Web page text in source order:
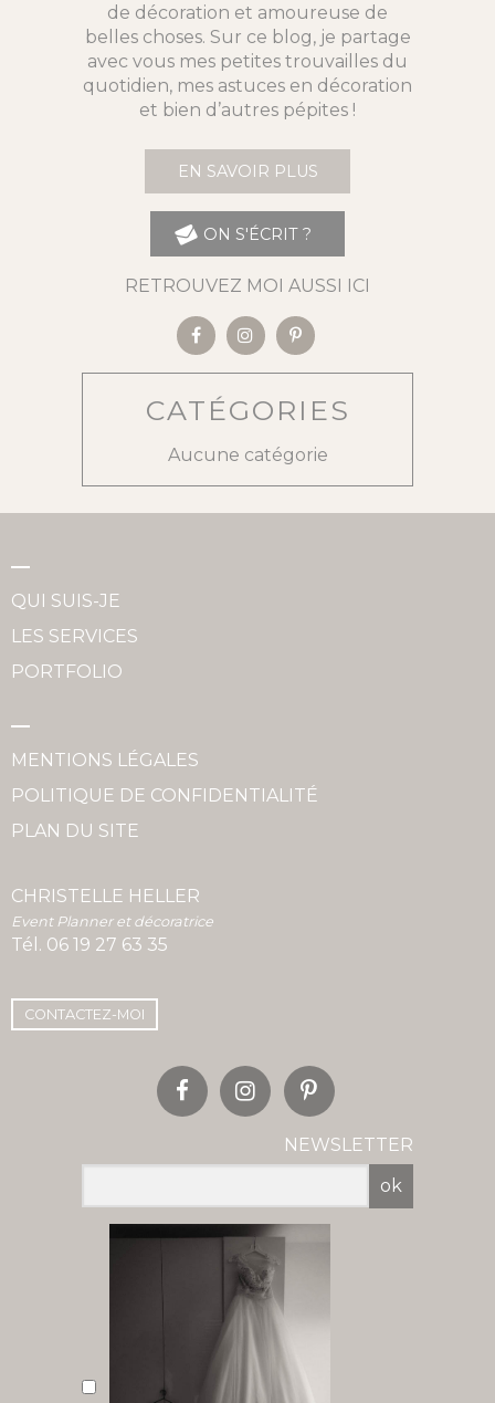
de décoration et amoureuse de
belles choses. Sur ce blog, je partage
avec vous mes petites trouvailles du
quotidien, mes astuces en décoration
et bien d’autres pépites !
EN SAVOIR PLUS
ON S'ÉCRIT ?
RETROUVEZ MOI AUSSI ICI
CATÉGORIES
Aucune catégorie
QUI SUIS-JE
LES SERVICES
PORTFOLIO
MENTIONS LÉGALES
POLITIQUE DE CONFIDENTIALITÉ
PLAN DU SITE
CHRISTELLE HELLER
Event Planner et décoratrice
Tél. 06 19 27 63 35
CONTACTEZ-MOI
NEWSLETTER
ok